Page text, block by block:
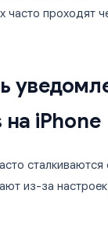
часто проходят
на iPhone
сталкиваются
из-за